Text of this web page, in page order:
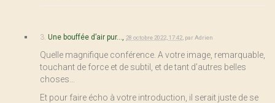
3. Une bouffée d’air pur..., 28 octobre 2022, 17:42 par Adrien
Quelle magnifique conférence. A votre image, remarquable,
touchant de force et de subtil, et de tant d’autres belles
choses…
Et pour faire écho à votre introduction, il serait juste de se